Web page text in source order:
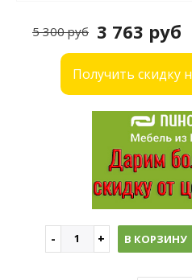
3 763 руб
5 300 руб
Получить скидку
В КОРЗИНУ